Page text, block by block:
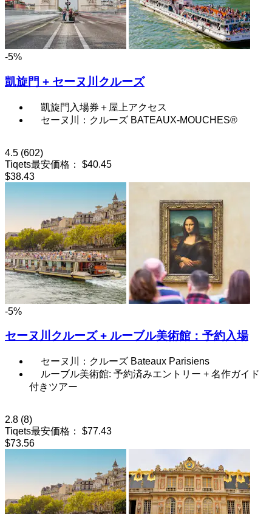
-5%
凱旋門 + セーヌ川クルーズ
凱旋門入場券＋屋上アクセス
セーヌ川：クルーズ BATEAUX-MOUCHES®
4.5 (602)
Tiqets最安価格：
$40.45
$38.43
-5%
セーヌ川クルーズ + ルーブル美術館：予約入場
セーヌ川：クルーズ Bateaux Parisiens
ルーブル美術館: 予約済みエントリー + 名作ガイド
付きツアー
2.8 (8)
Tiqets最安価格：
$77.43
$73.56